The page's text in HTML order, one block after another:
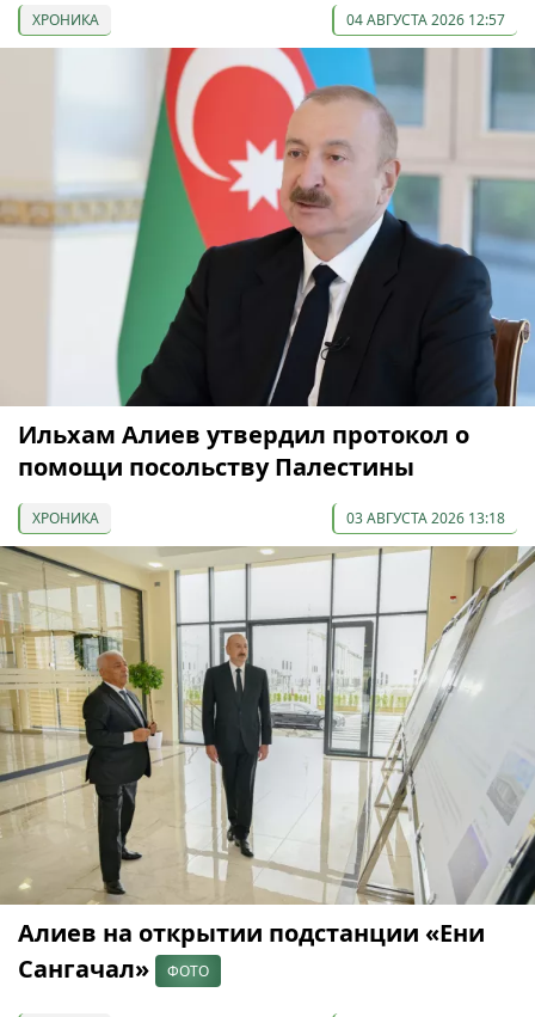
ХРОНИКА 04 АВГУСТА 2026 12:57
Ильхам Алиев утвердил протокол о
помощи посольству Палестины
ХРОНИКА 03 АВГУСТА 2026 13:18
Алиев на открытии подстанции «Ени
Сангачал»
ФОТО